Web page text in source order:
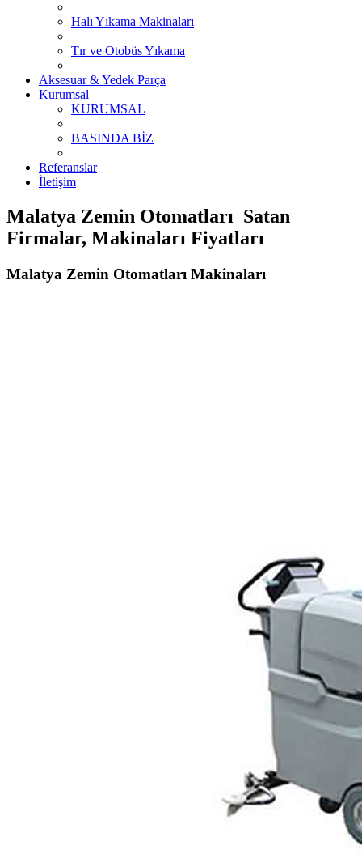
Halı Yıkama Makinaları
Tır ve Otobüs Yıkama
Aksesuar & Yedek Parça
Kurumsal
KURUMSAL
BASINDA BİZ
Referanslar
İletişim
Malatya Zemin Otomatları Satan
Firmalar, Makinaları Fiyatları
Malatya Zemin Otomatları Makinaları